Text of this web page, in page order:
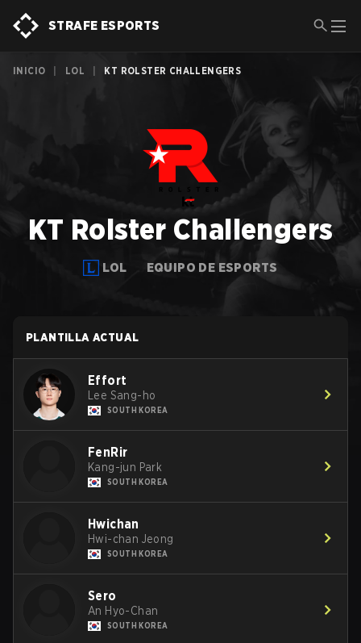
STRAFE ESPORTS
INICIO LOL KT ROLSTER CHALLENGERS
KT Rolster Challengers
LOL EQUIPO DE ESPORTS
PLANTILLA ACTUAL
Effort
Lee Sang-ho
SOUTH KOREA
FenRir
Kang-jun Park
SOUTH KOREA
Hwichan
Hwi-chan Jeong
SOUTH KOREA
Sero
An Hyo-Chan
SOUTH KOREA